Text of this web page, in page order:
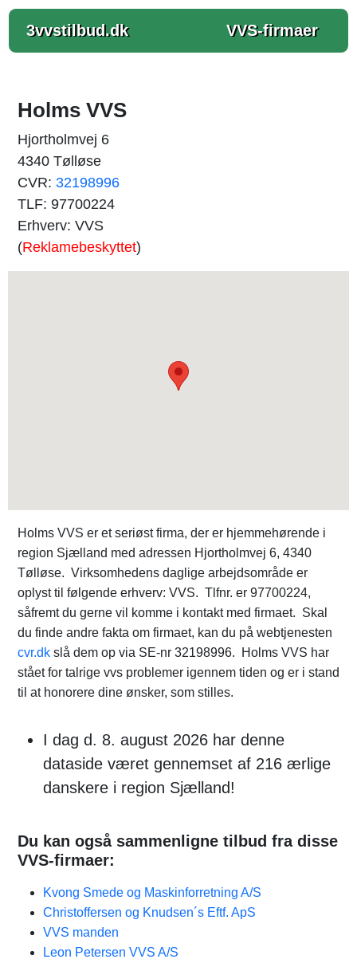
3vvstilbud.dk VVS-firmaer
Holms VVS
Hjortholmvej 6
4340 Tølløse
CVR: 32198996
TLF: 97700224
Erhverv: VVS
(Reklamebeskyttet)
Holms VVS er et seriøst firma, der er hjemmehørende i
region Sjælland med adressen Hjortholmvej 6, 4340
Tølløse. Virksomhedens daglige arbejdsområde er
oplyst til følgende erhverv: VVS. Tlfnr. er 97700224,
såfremt du gerne vil komme i kontakt med firmaet. Skal
du finde andre fakta om firmaet, kan du på webtjenesten
cvr.dk slå dem op via SE-nr 32198996. Holms VVS har
stået for talrige vvs problemer igennem tiden og er i stand
til at honorere dine ønsker, som stilles.
I dag d. 8. august 2026 har denne
dataside været gennemset af 216 ærlige
danskere i region Sjælland!
Du kan også sammenligne tilbud fra disse
VVS-firmaer:
Kvong Smede og Maskinforretning A/S
Christoffersen og Knudsen´s Eftf. ApS
VVS manden
Leon Petersen VVS A/S